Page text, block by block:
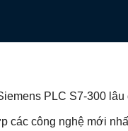
PLC S7-300 lâu
các công nghệ mới